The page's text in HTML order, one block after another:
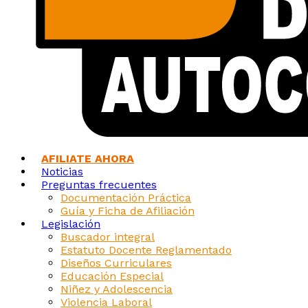
AFILIATE AHORA
Noticias
Preguntas frecuentes
Documentación Práctica
Guía y Ficha de Afiliación
Legislación
Buscador integral
Estatuto Docente Reglamentado
Diseños Curriculares
Educación Especial
Niñez y Adolescencia
Violencia Laboral